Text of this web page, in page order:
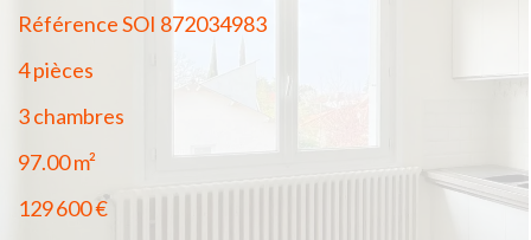
RéférenceSOI 872034983
4 pièces
3 chambres
97.00m²
129 600 €